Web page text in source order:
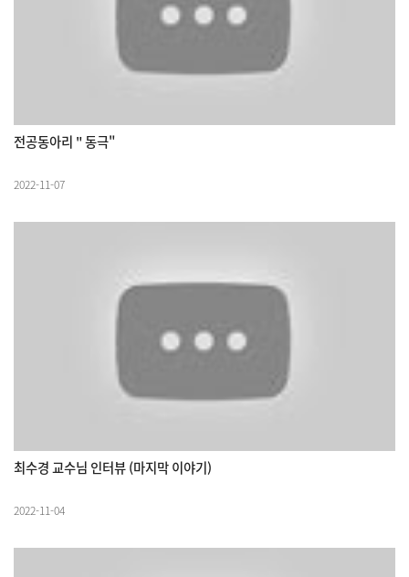
전공동아리 " 동극"
2022-11-07
최수경 교수님 인터뷰 (마지막 이야기)
2022-11-04